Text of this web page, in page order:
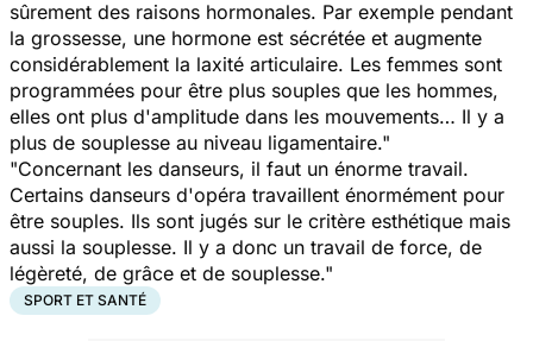
sûrement des raisons hormonales. Par exemple pendant
la grossesse, une hormone est sécrétée et augmente
considérablement la laxité articulaire. Les femmes sont
programmées pour être plus souples que les hommes,
elles ont plus d'amplitude dans les mouvements… Il y a
plus de souplesse au niveau ligamentaire."
"Concernant les danseurs, il faut un énorme travail.
Certains danseurs d'opéra travaillent énormément pour
être souples. Ils sont jugés sur le critère esthétique mais
aussi la souplesse. Il y a donc un travail de force, de
légèreté, de grâce et de souplesse."
SPORT ET SANTÉ